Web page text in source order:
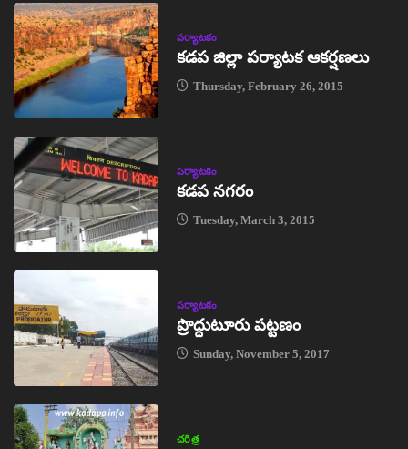
పర్యాటకం
కడప జిల్లా పర్యాటక ఆకర్షణలు
Thursday, February 26, 2015
పర్యాటకం
కడప నగరం
Tuesday, March 3, 2015
పర్యాటకం
ప్రొద్దుటూరు పట్టణం
Sunday, November 5, 2017
చరిత్ర